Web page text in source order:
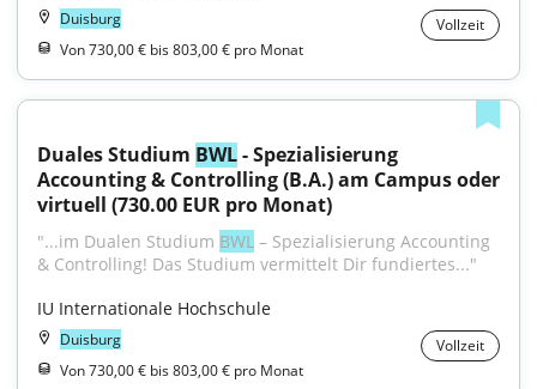
Duisburg
Vollzeit
Von 730,00 € bis 803,00 € pro Monat
Duales Studium BWL - Spezialisierung
Accounting & Controlling (B.A.) am Campus oder
virtuell (730.00 EUR pro Monat)
"...im Dualen Studium BWL – Spezialisierung Accounting
& Controlling! Das Studium vermittelt Dir fundiertes..."
IU Internationale Hochschule
Duisburg
Vollzeit
Von 730,00 € bis 803,00 € pro Monat